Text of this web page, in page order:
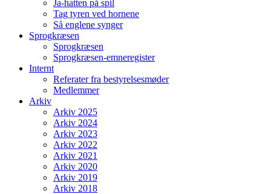
Ja-hatten på spil
Tag tyren ved hornene
Så englene synger
Sprogkræsen
Sprogkræsen
Sprogkræsen-emneregister
Internt
Referater fra bestyrelsesmøder
Medlemmer
Arkiv
Arkiv 2025
Arkiv 2024
Arkiv 2023
Arkiv 2022
Arkiv 2021
Arkiv 2020
Arkiv 2019
Arkiv 2018